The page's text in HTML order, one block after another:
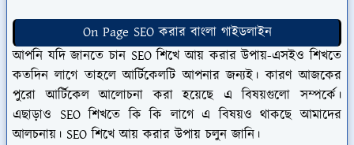
On Page SEO করার বাংলা গাইডলাইন
আপনি যদি জানতে চান SEO শিখে আয় করার উপায়-এসইও শিখতে
কতদিন লাগে তাহলে আর্টিকেলটি আপনার জন্যই। কারণ আজকের
পুরো আর্টিকেল আলোচনা করা হয়েছে এ বিষয়গুলো সম্পর্কে।
এছাড়াও SEO শিখতে কি কি লাগে এ বিষয়ও থাকছে আমাদের
আলচনায়। SEO শিখে আয় করার উপায় চলুন জানি।